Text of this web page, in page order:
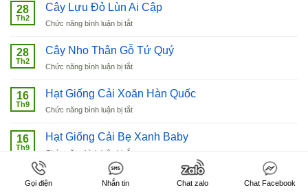
28
Th2
Cây Lựu Đỏ Lùn Ai Cập
Chức năng bình luận bị tắtở
Lựu
Lùn
Cập
28
Th2
Cây Nho Thân Gỗ Tứ Quý
Chức năng bình luận bị tắtở
Nho
Gỗ
Quý
16
Th9
Hạt Giống Cải Xoăn Hàn Quốc
Chức năng bình luận bị tắtở
Giống
16
Th9
Hạt Giống Cải Bẹ Xanh Baby
Chức năng bình luận bị tắt
16 Hạt Giống Rau Dền Xanh Cao Sản
Gọi điện Nhắn tin Chat zalo Chat Facebook